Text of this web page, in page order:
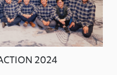
2024